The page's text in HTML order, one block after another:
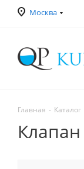
Москва
Главная - Каталог